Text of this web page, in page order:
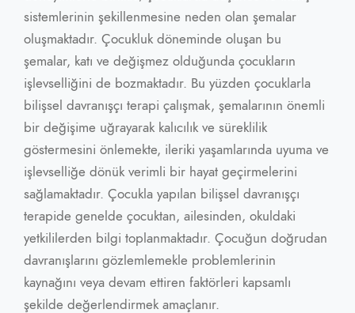
sistemlerinin şekillenmesine neden olan şemalar
oluşmaktadır. Çocukluk döneminde oluşan bu
şemalar, katı ve değişmez olduğunda çocukların
işlevselliğini de bozmaktadır. Bu yüzden çocuklarla
bilişsel davranışçı terapi çalışmak, şemalarının önemli
bir değişime uğrayarak kalıcılık ve süreklilik
göstermesini önlemekte, ileriki yaşamlarında uyuma ve
işlevselliğe dönük verimli bir hayat geçirmelerini
sağlamaktadır. Çocukla yapılan bilişsel davranışçı
terapide genelde çocuktan, ailesinden, okuldaki
yetkililerden bilgi toplanmaktadır. Çocuğun doğrudan
davranışlarını gözlemlemekle problemlerinin
kaynağını veya devam ettiren faktörleri kapsamlı
şekilde değerlendirmek amaçlanır.